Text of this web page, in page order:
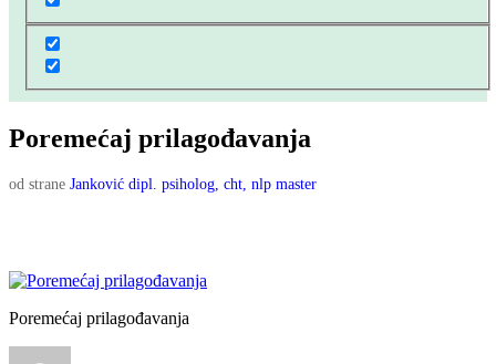
Poremećaj prilagođavanja
od strane Janković dipl. psiholog, cht, nlp master
Poremećaj prilagođavanja